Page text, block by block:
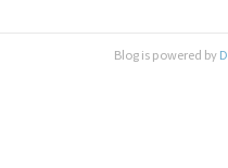
우 모든 프린터,인쇄 내용을
Blog is powered by